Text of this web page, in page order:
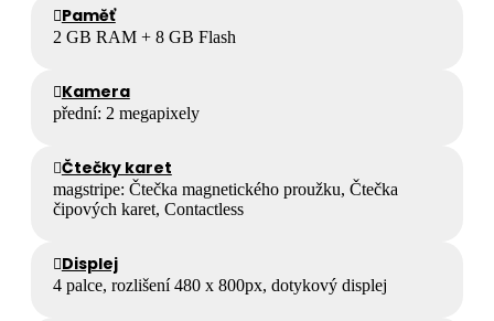
Paměť
2 GB RAM + 8 GB Flash
Kamera
přední: 2 megapixely
Čtečky karet
magstripe: Čtečka magnetického proužku, Čtečka
čipových karet, Contactless
Displej
4 palce, rozlišení 480 x 800px, dotykový displej